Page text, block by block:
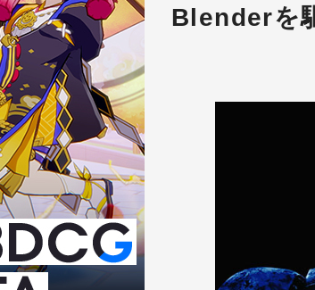
Blenderを